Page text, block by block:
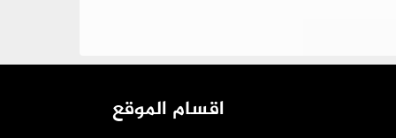
اقسام الموقع